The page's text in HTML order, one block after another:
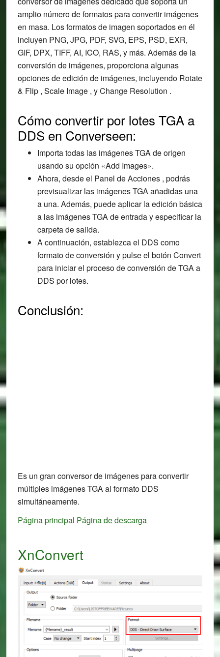
amplio número de formatos para convertir imágenes
en masa. Los formatos de imagen soportados en él
incluyen PNG, JPG, PDF, SVG, EPS, PSD, EXR,
GIF, DPX, TIFF, AI, ICO, RAS, y más. Además de la
conversión de imágenes, proporciona algunas
opciones de edición de imágenes, incluyendo Rotate
& Flip , Scale Image , y Change Resolution .
Cómo convertir por lotes TGA a
DDS en Converseen:
Importa todas las imágenes TGA de origen
usando su opción «Add Images».
Ahora, desde el Panel de Acciones , podrás
previsualizar las imágenes TGA añadidas una
a una. Además, puede aplicar la edición básica
a las imágenes TGA de entrada y especificar la
carpeta de salida.
A continuación, establezca el DDS como
formato de conversión y pulse el botón Convert
para iniciar el proceso de conversión de TGA a
DDS por lotes.
Conclusión:
Es un gran conversor de imágenes para convertir
múltiples imágenes TGA al formato DDS
simultáneamente.
Página principal Página de descarga
XnConvert